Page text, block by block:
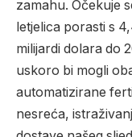
zamahu. Očekuje
letjelica porasti s
milijardi dolara do
uskoro bi mogli
automatizirane
nesreća,